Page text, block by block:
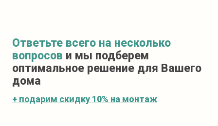
Ответьте всего на несколько
вопросов и мы подберем
оптимальное решение для Вашего
дома
+ подарим скидку 10% на монтаж